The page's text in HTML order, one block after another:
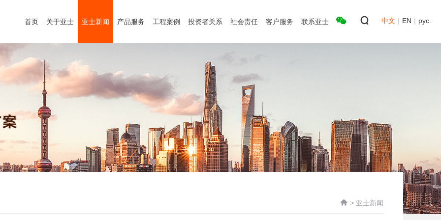
首页 关于亚士 亚士新闻 产品服务 工程案例 投资者关系 社会责任 客户服务 联系亚士 中文 | EN | рус.
 > 亚士新闻